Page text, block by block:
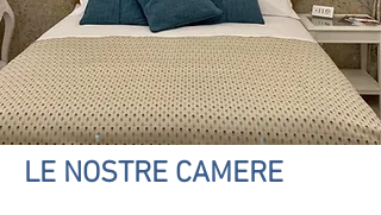
LE NOSTRE CAMERE